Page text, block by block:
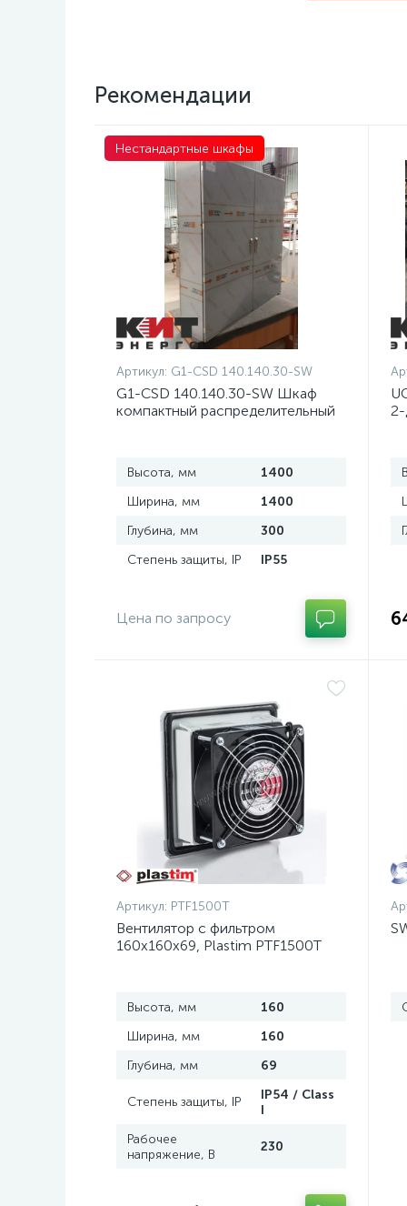
Рекомендации
Нестандартные шкафы
Артикул: G1-CSD 140.140.30-SW
G1-CSD 140.140.30-SW Шкаф
компактный распределительный
Высота, мм
1400
Ширина, мм
1400
Глубина, мм
300
Степень защиты, IP
IP55
Цена по запросу
2-
Артикул: PTF1500T
Вентилятор с фильтром
160x160x69, Plastim PTF1500T
Высота, мм
160
Ширина, мм
160
Глубина, мм
69
Степень защиты, IP
IP54 / Class
I
Рабочее
напряжение, В
230